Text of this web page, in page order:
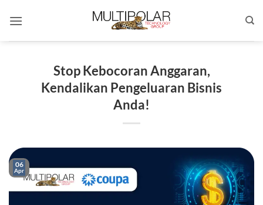
Stop Kebocoran Anggaran,
Kendalikan Pengeluaran Bisnis
Anda!
06
Apr